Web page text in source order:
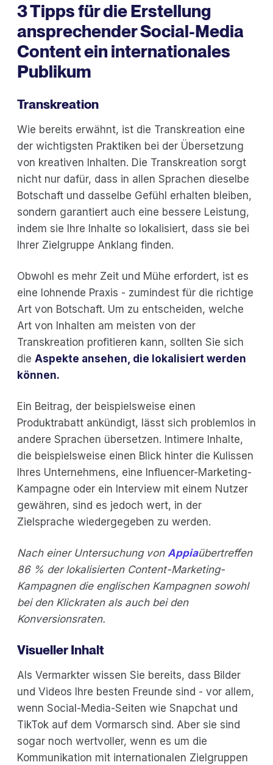
3 Tipps für die Erstellung
ansprechender Social-Media
Content ein internationales
Publikum
Transkreation
Wie bereits erwähnt, ist die Transkreation eine
der wichtigsten Praktiken bei der Übersetzung
von kreativen Inhalten. Die Transkreation sorgt
nicht nur dafür, dass in allen Sprachen dieselbe
Botschaft und dasselbe Gefühl erhalten bleiben,
sondern garantiert auch eine bessere Leistung,
indem sie Ihre Inhalte so lokalisiert, dass sie bei
Ihrer Zielgruppe Anklang finden.
Obwohl es mehr Zeit und Mühe erfordert, ist es
eine lohnende Praxis - zumindest für die richtige
Art von Botschaft. Um zu entscheiden, welche
Art von Inhalten am meisten von der
Transkreation profitieren kann, sollten Sie sich
die Aspekte ansehen, die lokalisiert werden
können.
Ein Beitrag, der beispielsweise einen
Produktrabatt ankündigt, lässt sich problemlos in
andere Sprachen übersetzen. Intimere Inhalte,
die beispielsweise einen Blick hinter die Kulissen
Ihres Unternehmens, eine Influencer-Marketing-
Kampagne oder ein Interview mit einem Nutzer
gewähren, sind es jedoch wert, in der
Zielsprache wiedergegeben zu werden.
Nach einer Untersuchung von Appiaübertreffen
86 % der lokalisierten Content-Marketing-
Kampagnen die englischen Kampagnen sowohl
bei den Klickraten als auch bei den
Konversionsraten.
Visueller Inhalt
Als Vermarkter wissen Sie bereits, dass Bilder
und Videos Ihre besten Freunde sind - vor allem,
wenn Social-Media-Seiten wie Snapchat und
TikTok auf dem Vormarsch sind. Aber sie sind
sogar noch wertvoller, wenn es um die
Kommunikation mit internationalen Zielgruppen